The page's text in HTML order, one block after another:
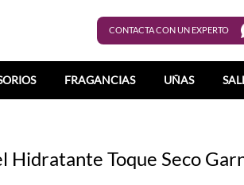
CONTACTA CON UN EXPERTO
FRAGANCIAS UÑAS
Hidratante Toque Seco